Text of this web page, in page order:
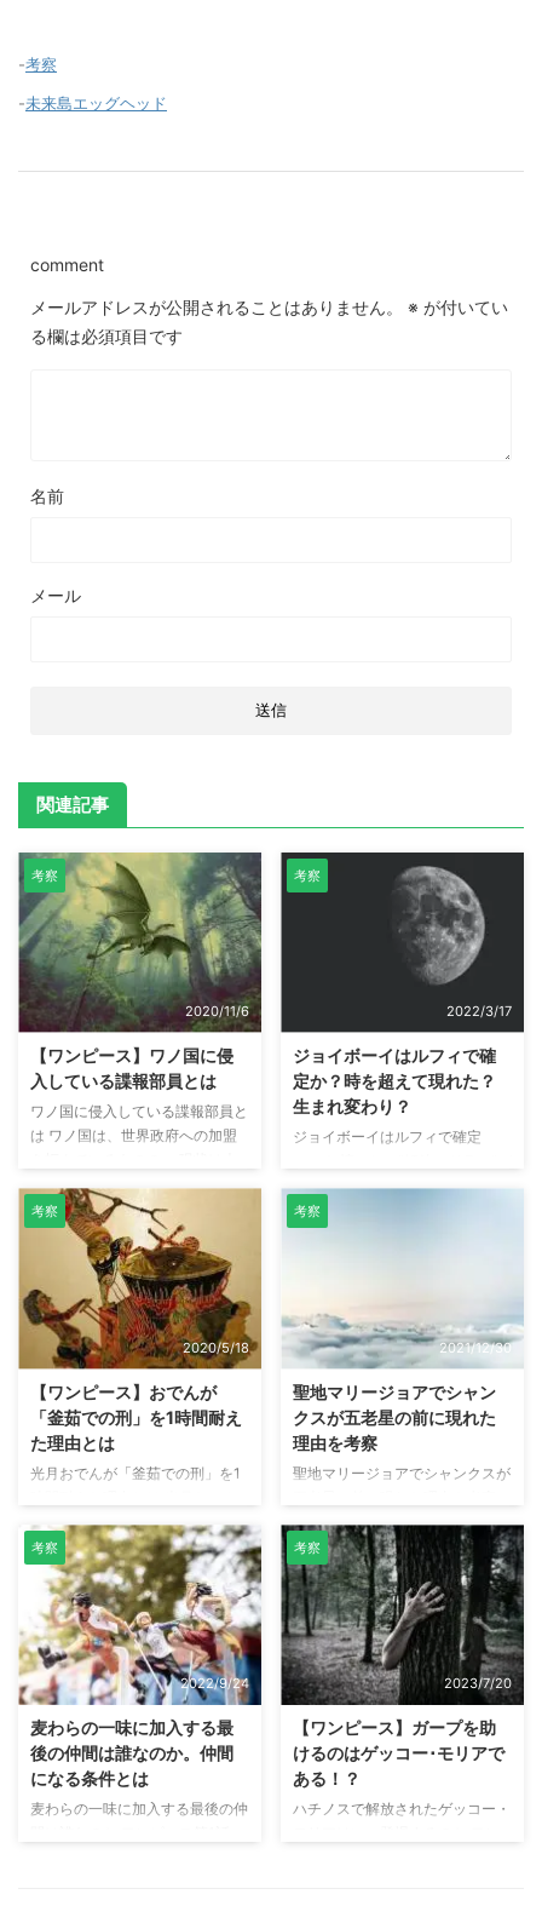
-考察
-未来島エッグヘッド
comment
メールアドレスが公開されることはありません。 ※ が付いてい
る欄は必須項目です
名前
メール
関連記事
考察
2020/11/6
【ワンピース】ワノ国に侵
入している諜報部員とは
ワノ国に侵入している諜報部員と
は ワノ国は、世界政府への加盟
が、もし戦力を蓄え、決起する為
の準備を しているのだとすれ
ば、世界で唯一 世界政府を脅か
す一大勢力になりうる。 世界政
府側もこれを危惧して、諜報部員
を送るなど の工作を行っている
が、大きな成果は得られていな
magazine Vol.6 「ONE PIECE
magazine Vol.6」より、世界政府
はワノ国に諜報部員を送っている
事実が判明しています。 本記 ...
考察
2022/3/17
ジョイボーイはルフィで確
定か？時を超えて現れた？
生まれ変わり？
ジョイボーイはルフィで確定
聞こえる 800年振りに聞
く・・・・・・！！ 間違いない
そこにいるぞ ジョイボーイ
ーシャ）がジョイボーイが帰って
来たことを確信していました。
ルフィの姿が。 本記事では、
「ルフィ = ジョイボーイ」なの
かについて考察しています。 ジ
ョイボーイは時を超えて現れたの
か？ ジョイボーイは"空白の1 ...
考察
2020/5/18
【ワンピース】おでんが
「釜茹での刑」を1時間耐え
た理由とは
光月おでんが「釜茹での刑」を1
は「釜茹での刑」の前にカイドウ
と黒炭オロチに対し「お前達の決
めた時間耐えきったら解放してく
れ」と交渉し、その結果 カイド
ウから「1時間」耐えたら解放し
てやると光月おでんの交渉を承諾
します。 十人全員で釜に入る も
しお前達の決めた時間 耐えきっ
た者がいたら 解放してくれ!! 出
典：ワンピース第971話 しか
し、1時間を耐える前に光月おで
んは「あいつらは必ずおれを殺
す」と話しています。 はっきり
考察
2021/12/30
聖地マリージョアでシャン
クスが五老星の前に現れた
理由を考察
聖地マリージョアでシャンクスが
世界会議（レヴェリー）編で、五
老星の前に現れた四皇赤髪のシャ
ンクス。 五老星は、天竜人（世
界貴族）の最高位にして、世界政
府の最高権力者である5人の老人
です。そんな五老星の前に現れた
シャンクスに対して「君だから時
間を取った」とあきらかに五老星
から特別扱いを受けているので
す。 "白ひげ" "エース" この2人の
弔いは おれ達に任せてもらう 出
典：ワンピース第580話 また、マ
リンフォード頂上戦争では、戦争
考察
2022/9/24
麦わらの一味に加入する最
後の仲間は誰なのか。仲間
になる条件とは
麦わらの一味に加入する最後の仲
考察
2023/7/20
【ワンピース】ガープを助
けるのはゲッコー･モリアで
ある！？
ハチノスで解放されたゲッコー・